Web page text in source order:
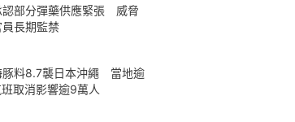
認部分彈藥供應緊張 威脅
長期監禁
豚料8.7襲日本沖繩 當地逾
取消影響逾9萬人